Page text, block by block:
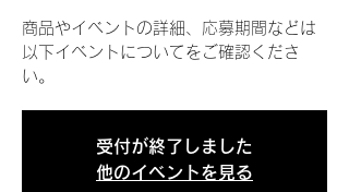
商品やイベントの詳細、応募期間などは
以下イベントについてをご確認くださ
い。
受付が終了しました
他のイベントを見る